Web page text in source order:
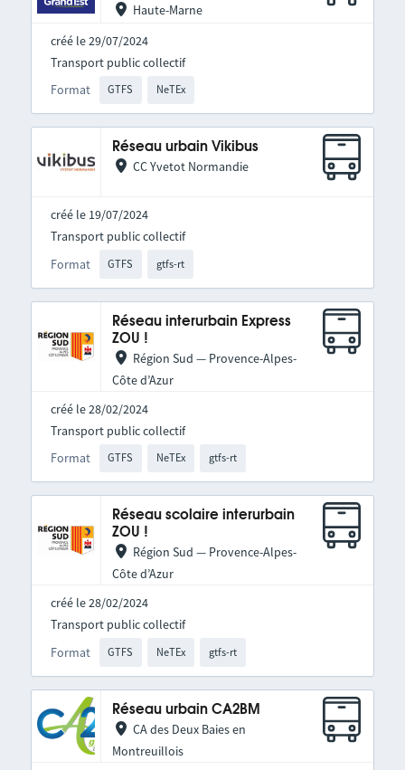
Haute-Marne
créé le 29/07/2024
Format GTFS NeTEx
Transport public collectif
Réseau urbain Vikibus
CC Yvetot Normandie
créé le 19/07/2024
Format GTFS gtfs-rt
Transport public collectif
Réseau interurbain Express
ZOU !
Région Sud — Provence-Alpes-
Côte d’Azur
créé le 28/02/2024
Format GTFS NeTEx gtfs-rt
Transport public collectif
Réseau scolaire interurbain
ZOU !
Région Sud — Provence-Alpes-
Côte d’Azur
créé le 28/02/2024
Format GTFS NeTEx gtfs-rt
Transport public collectif
Réseau urbain CA2BM
CA des Deux Baies en
Montreuillois